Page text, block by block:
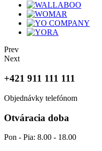
Prev
Next
+421 911 111 111
Objednávky telefónom
Otváracia doba
Pon - Pia: 8.00 - 18.00